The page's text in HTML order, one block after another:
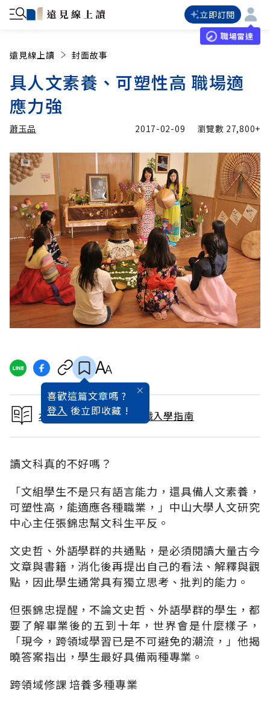
立即訂閱
職場雷達
遠見線上讀 封面故事
具人文素養、可塑性高 職場適
應力強
蕭玉品
蕭玉品 加入追蹤
2017-02-09 瀏覽數 27,800+
喜歡這篇文章嗎 ?
登入 後立即收藏 !
本文出自2017大學暨技職入學指南
讀文科真的不好嗎？
「文組學生不是只有語言能力，還具備人文素養，
可塑性高，能適應各種職業，」中山大學人文研究
中心主任張錦忠幫文科生平反。
文史哲、外語學群的共通點，是必須閱讀大量古今
文章與書籍，消化後再提出自己的看法、解釋與觀
點，因此學生通常具有獨立思考、批判的能力。
但張錦忠提醒，不論文史哲、外語學群的學生，都
要了解畢業後的五到十年，世界會是什麼樣子，
「現今，跨領域學習已是不可避免的潮流，」他揭
曉答案指出，學生最好具備兩種專業。
跨領域修課 培養多種專業